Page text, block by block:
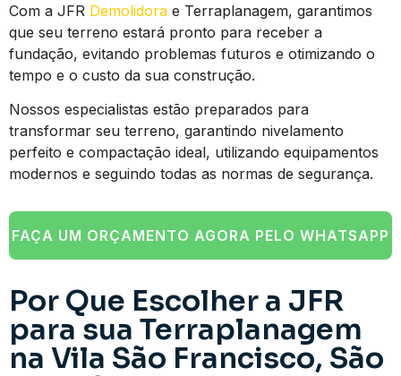
Com a JFR Demolidora e Terraplanagem, garantimos
que seu terreno estará pronto para receber a
fundação, evitando problemas futuros e otimizando o
tempo e o custo da sua construção.
Nossos especialistas estão preparados para
transformar seu terreno, garantindo nivelamento
perfeito e compactação ideal, utilizando equipamentos
modernos e seguindo todas as normas de segurança.
FAÇA UM ORÇAMENTO AGORA PELO WHATSAPP
Por Que Escolher a JFR
para sua Terraplanagem
na Vila São Francisco, São